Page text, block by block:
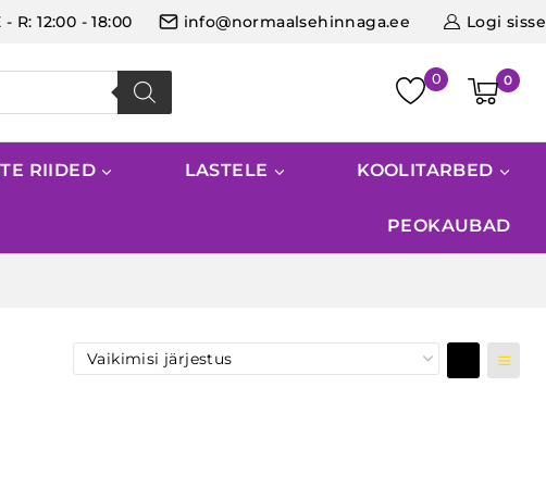
- R: 12:00 - 18:00 info@normaalsehinnaga.ee Logi sisse
0
RIIDED LASTELE KOOLITARBED
PEOKAUBAD